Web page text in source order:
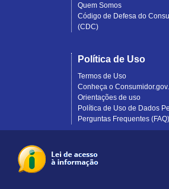
Quem Somos
Código de Defesa do
(CDC)
Política de Uso
Termos de Uso
Conheça o
Orientações de uso
Política de Uso de Dados
Perguntas Frequentes (FAQ)